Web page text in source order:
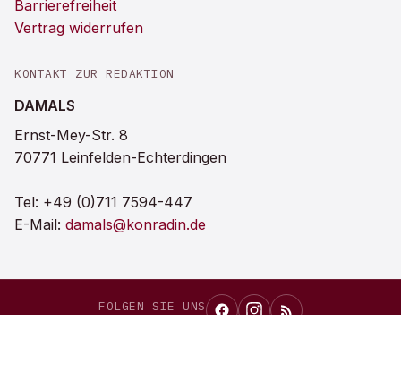
Barrierefreiheit
Vertrag widerrufen
KONTAKT ZUR REDAKTION
DAMALS
Ernst-Mey-Str. 8
70771 Leinfelden-Echterdingen
Tel: +49 (0)711 7594-447
E-Mail: damals@konradin.de
FOLGEN SIE UNS